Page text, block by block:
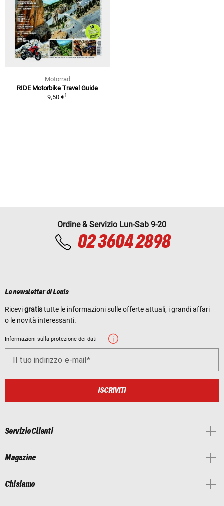
Motorrad
RIDE Motorbike Travel Guide
9,50 €1
Ordine & Servizio Lun-Sab 9-20
02 3604 2898
La newsletter di Louis
Ricevigratistutte le informazioni sulle offerte attuali, i grandi affari
o le novità interessanti.
Informazioni sulla protezione dei dati
Il tuo indirizzo e-mail
ISCRIVITI
Servizio Clienti
Magazine
Chi siamo